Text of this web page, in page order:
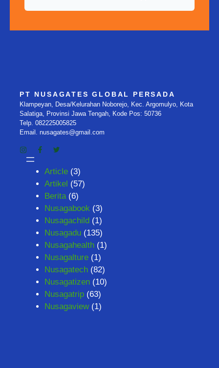
PT NUSAGATES GLOBAL PERSADA
Klampeyan, Desa/Kelurahan Noborejo, Kec. Argomulyo, Kota
Salatiga, Provinsi Jawa Tengah, Kode Pos: 50736
Telp. 082225005825
Email. nusagates@gmail.com
Article (3)
Artikel (57)
Berita(6)
Nusagabook (3)
Nusagachild (1)
Nusagadu (135)
Nusagahealth (1)
Nusagalture (1)
Nusagatech (82)
Nusagatizen (10)
Nusagatrip (63)
Nusagaview(1)